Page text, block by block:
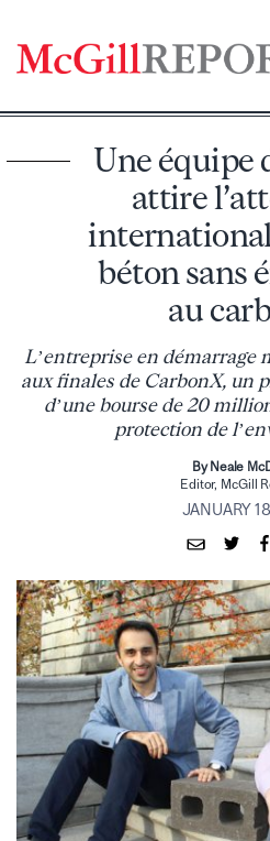
content
Une équipe
attire
béton sans
au
L’entreprise en démarrage
aux finales de CarbonX, un
d’une bourse de 20
protection de
By Neale
Editor, McGill
JANUARY